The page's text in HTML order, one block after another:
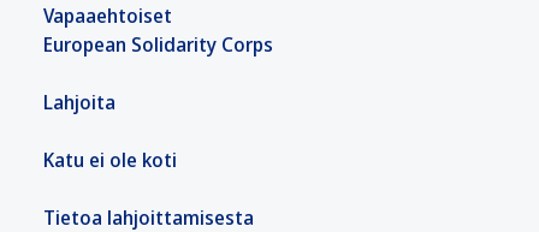
Vapaaehtoiset
European Solidarity Corps
Lahjoita
Katu ei ole koti
Tietoa lahjoittamisesta